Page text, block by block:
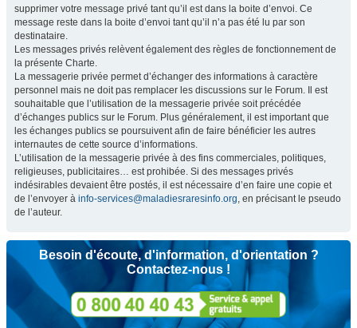
supprimer votre message privé tant qu’il est dans la boite d’envoi. Ce
message reste dans la boite d’envoi tant qu’il n’a pas été lu par son
destinataire.
Les messages privés relèvent également des règles de fonctionnement de
la présente Charte.
La messagerie privée permet d’échanger des informations à caractère
personnel mais ne doit pas remplacer les discussions sur le Forum. Il est
souhaitable que l’utilisation de la messagerie privée soit précédée
d’échanges publics sur le Forum. Plus généralement, il est important que
les échanges publics se poursuivent afin de faire bénéficier les autres
internautes de cette source d’informations.
L’utilisation de la messagerie privée à des fins commerciales, politiques,
religieuses, publicitaires… est prohibée. Si des messages privés
indésirables devaient être postés, il est nécessaire d’en faire une copie et
de l’envoyer à info-services@maladiesraresinfo.org, en précisant le pseudo
de l’auteur.
Besoin d'écoute, d'information, d'orientation ?
Contactez-nous !